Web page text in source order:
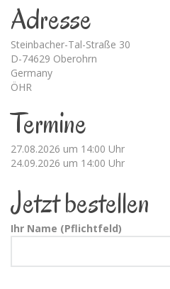
Adresse
Steinbacher-Tal-Straße 30
D-74629 Oberohrn
Germany
ÖHR
Termine
27.08.2026 um 14:00 Uhr
24.09.2026 um 14:00 Uhr
Jetzt bestellen
Ihr Name (Pflichtfeld)